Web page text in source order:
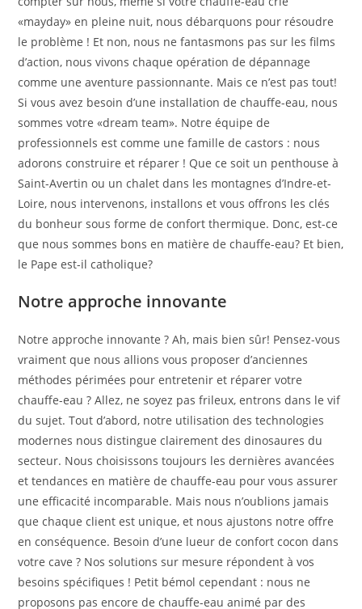
«mayday» en pleine nuit, nous débarquons pour résoudre
le problème ! Et non, nous ne fantasmons pas sur les films
d’action, nous vivons chaque opération de dépannage
comme une aventure passionnante. Mais ce n’est pas tout!
Si vous avez besoin d’une installation de chauffe-eau, nous
sommes votre «dream team». Notre équipe de
professionnels est comme une famille de castors : nous
adorons construire et réparer ! Que ce soit un penthouse à
Saint-Avertin ou un chalet dans les montagnes d’Indre-et-
Loire, nous intervenons, installons et vous offrons les clés
du bonheur sous forme de confort thermique. Donc, est-ce
que nous sommes bons en matière de chauffe-eau? Et bien,
le Pape est-il catholique?
Notre approche innovante
Notre approche innovante ? Ah, mais bien sûr! Pensez-vous
vraiment que nous allions vous proposer d’anciennes
méthodes périmées pour entretenir et réparer votre
chauffe-eau ? Allez, ne soyez pas frileux, entrons dans le vif
du sujet. Tout d’abord, notre utilisation des technologies
modernes nous distingue clairement des dinosaures du
secteur. Nous choisissons toujours les dernières avancées
et tendances en matière de chauffe-eau pour vous assurer
une efficacité incomparable. Mais nous n’oublions jamais
que chaque client est unique, et nous ajustons notre offre
en conséquence. Besoin d’une lueur de confort cocon dans
votre cave ? Nos solutions sur mesure répondent à vos
besoins spécifiques ! Petit bémol cependant : nous ne
proposons pas encore de chauffe-eau animé par des